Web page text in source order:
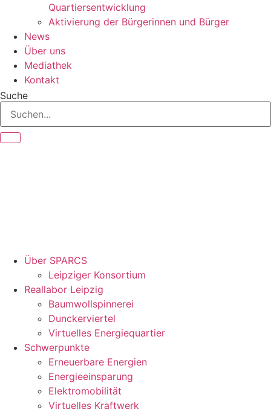
Quartiersentwicklung
Aktivierung der Bürgerinnen und Bürger
News
Über uns
Mediathek
Kontakt
Suche
Über SPARCS
Leipziger Konsortium
Reallabor Leipzig
Baumwollspinnerei
Dunckerviertel
Virtuelles Energiequartier
Schwerpunkte
Erneuerbare Energien
Energieeinsparung
Elektromobilität
Virtuelles Kraftwerk